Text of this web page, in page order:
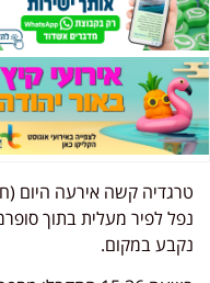
טרגדיה קשה אירעה היום
נפל לפיר מעלית בתוך
נקבע במקום.